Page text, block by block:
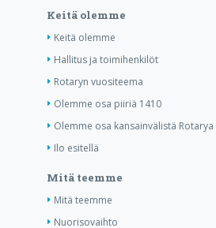
Keitä olemme
Keitä olemme
Hallitus ja toimihenkilöt
Rotaryn vuositeema
Olemme osa piiriä 1410
Olemme osa kansainvälistä Rotarya
Ilo esitellä
Mitä teemme
Mitä teemme
Nuorisovaihto